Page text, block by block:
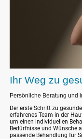
Ihr Weg zu
Persönliche Beratung und
Der erste Schritt zu
erfahrenes Team in der
um einen individuellen
Bedürfnisse und Wünsche
passende Behandlung für